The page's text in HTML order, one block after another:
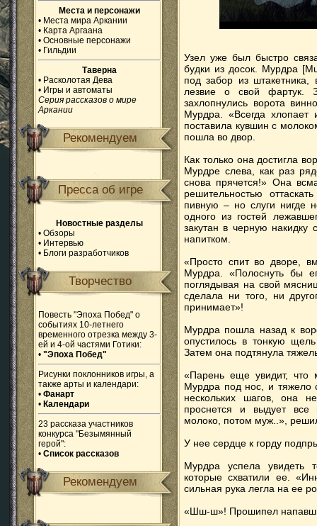
Места и персонажи
• Места мира Аркании
• Карта Аргаана
• Основные персонажи
• Гильдии
Таверна
• Расколотая Дева
• Игры и автоматы
Серия рассказов о мире
Аркании
Рекомендуем
Пресса об игре
Новостные разделы
• Обзоры
• Интервью
• Блоги разработчиков
Творчество
Повесть "Эпоха Побед" о
событиях 10-летнего
временного отрезка между 3-
ей и 4-ой частями Готики:
• "Эпоха Побед"
Рисунки поклонников игры, а
также арты и календари:
• Фанарт
• Календари
23 рассказа участников
конкурса "Безымянный
герой":
• Список рассказов
Рекомендуем
Узел уже был быстро
будки из досок. Мурдра
под забор из
лезвие о свой фартук.
захлопнулись ворота
Мурдра. «Всегда
поставила кувшин с
пошла во двор.
Как только она достигла
Мурдре слева, как раз
снова прячется!» Она
решительностью
пивную – но слуги нигде
одного из гостей
закутан в черную
напитком.
«Просто спит во дворе,
Мурдра. «Полоснуть бы
поглядывая на свой
сделала ни того, ни
принимает»!
Мурдра пошла назад к
опустилось в тонкую
Затем она подтянула
«Парень еще увидит, что
Мурдра под нос, и тяжело
нескольких шагов, она
проснется и выдует
молоко, потом муж..»,
У нее сердце к горду
Мурдра успела увидеть
которые схватили ее.
сильная рука легла на ее
«Шш-ш»! Прошипел